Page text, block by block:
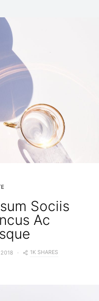
Sociis
Ac
1K SHARES